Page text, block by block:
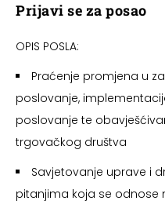
Prijavi se za posao
OPIS POSLA:
Praćenje promjena u
poslovanje,
poslovanje te
trgovačkog društva
Savjetovanje uprave i
pitanjima koja se odnose